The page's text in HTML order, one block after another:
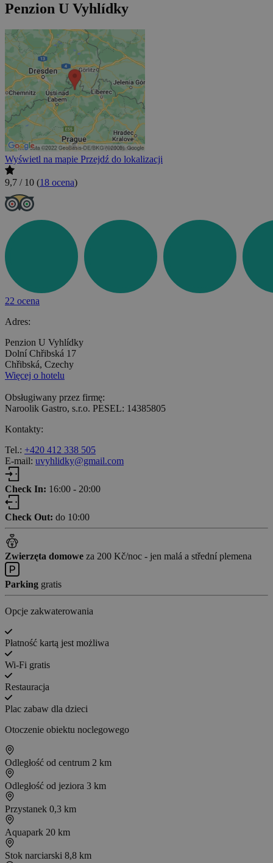
Penzion U Vyhlídky
Wyświetl na mapie Przejdź do lokalizacji
9,7 / 10 (18 ocena)
22 ocena
Adres:
Penzion U Vyhlídky
Dolní Chřibská 17
Chřibská, Czechy
Więcej o hotelu
Obsługiwany przez firmę:
Naroolik Gastro, s.r.o. PESEL: 14385805
Kontakty:
Tel.: +420 412 338 505
E-mail: uvyhlidky@gmail.com
Check In: 16:00 - 20:00
Check Out: do 10:00
Zwierzęta domowe za 200 Kč/noc - jen malá a střední plemena
Parking gratis
Opcje zakwaterowania
Płatność kartą jest możliwa
Wi-Fi gratis
Restauracja
Plac zabaw dla dzieci
Otoczenie obiektu noclegowego
Odległość od centrum 2 km
Odległość od jeziora 3 km
Przystanek 0,3 km
Aquapark 20 km
Stok narciarski 8,8 km